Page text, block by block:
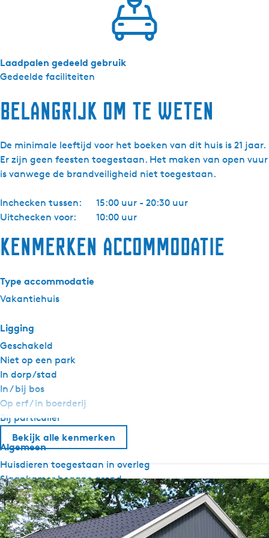
Gedeelde faciliteiten
Laadpalen gedeeld gebruik
Belangrijk om te weten
De minimale leeftijd voor het boeken van dit huis is 21 jaar.
Er zijn geen feesten toegestaan. Het maken van open vuur
is vanwege de brandveiligheid niet toegestaan.
Inchecken tussen:
15:00 uur - 20:30 uur
Uitchecken voor:
10:00 uur
Kenmerken accommodatie
Type accommodatie
Vakantiehuis
Ligging
Geschakeld
Niet op een park
In dorp/stad
In / bij bos
Op erf / in boerderij
Bij particulier
Algemeen
Huisdieren toegestaan in overleg
Slaapkamer begane grond
Centrale verwarming
Rookvrij
Wifi
Bekijk alle kenmerken